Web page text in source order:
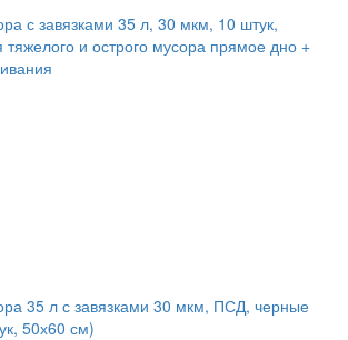
с завязками 35 л, 30 мкм, 10 штук,
и острого мусора прямое дно +
35 л с завязками 30 мкм, ПСД, черные
50х60 см)